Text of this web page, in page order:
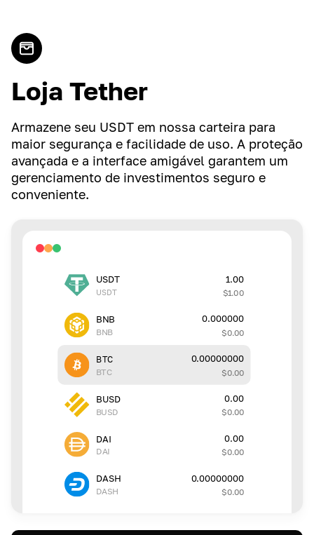
Loja Tether
Armazene seu USDT em nossa carteira para
maior segurança e facilidade de uso. A proteção
avançada e a interface amigável garantem um
gerenciamento de investimentos seguro e
conveniente.
USDT
USDT
1.00
$1.00
BNB
BNB
0.000000
$0.00
BTC
BTC
0.00000000
$0.00
BUSD
BUSD
0.00
$0.00
DAI
DAI
0.00
$0.00
DASH
DASH
0.00000000
$0.00